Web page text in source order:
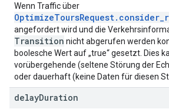
Wenn Traffic über
angefordert wird und die
Transition nicht abgerufen werden
boolesche Wert auf „true“ gesetzt. Dies
vorübergehende (seltene Störung der
oder dauerhaft (keine Daten für diesen
delayDuration